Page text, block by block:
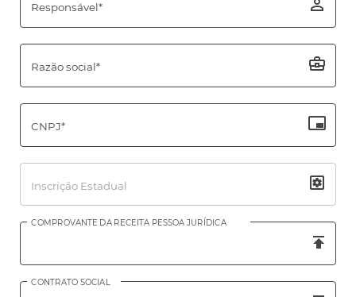
Responsável*
Razão social*
CNPJ*
Inscrição Estadual
COMPROVANTE DA RECEITA PESSOA JURÍDICA
CONTRATO SOCIAL